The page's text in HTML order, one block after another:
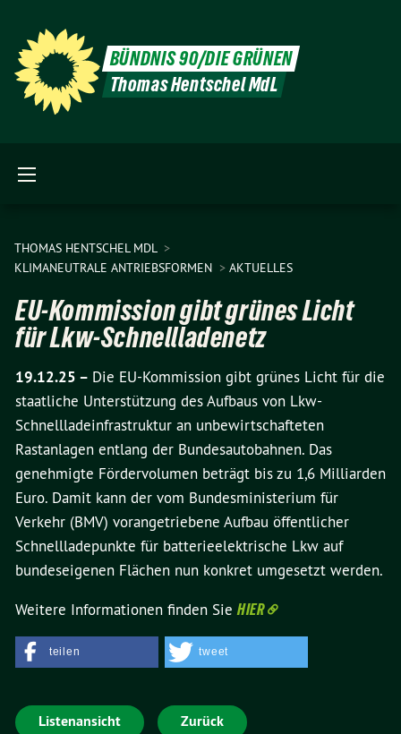
BÜNDNIS 90/DIE GRÜNEN
Thomas Hentschel MdL
THOMAS HENTSCHEL MDL
KLIMANEUTRALE ANTRIEBSFORMEN
AKTUELLES
EU-Kommission gibt grünes Licht
für Lkw-Schnellladenetz
19.12.25 – Die EU-Kommission gibt grünes Licht für die
staatliche Unterstützung des Aufbaus von Lkw-
Schnellladeinfrastruktur an unbewirtschafteten
Rastanlagen entlang der Bundesautobahnen. Das
genehmigte Fördervolumen beträgt bis zu 1,6 Milliarden
Euro. Damit kann der vom Bundesministerium für
Verkehr (BMV) vorangetriebene Aufbau öffentlicher
Schnellladepunkte für batterieelektrische Lkw auf
bundeseigenen Flächen nun konkret umgesetzt werden.
Weitere Informationen finden SieHIER
teilen tweet
Listenansicht Zurück